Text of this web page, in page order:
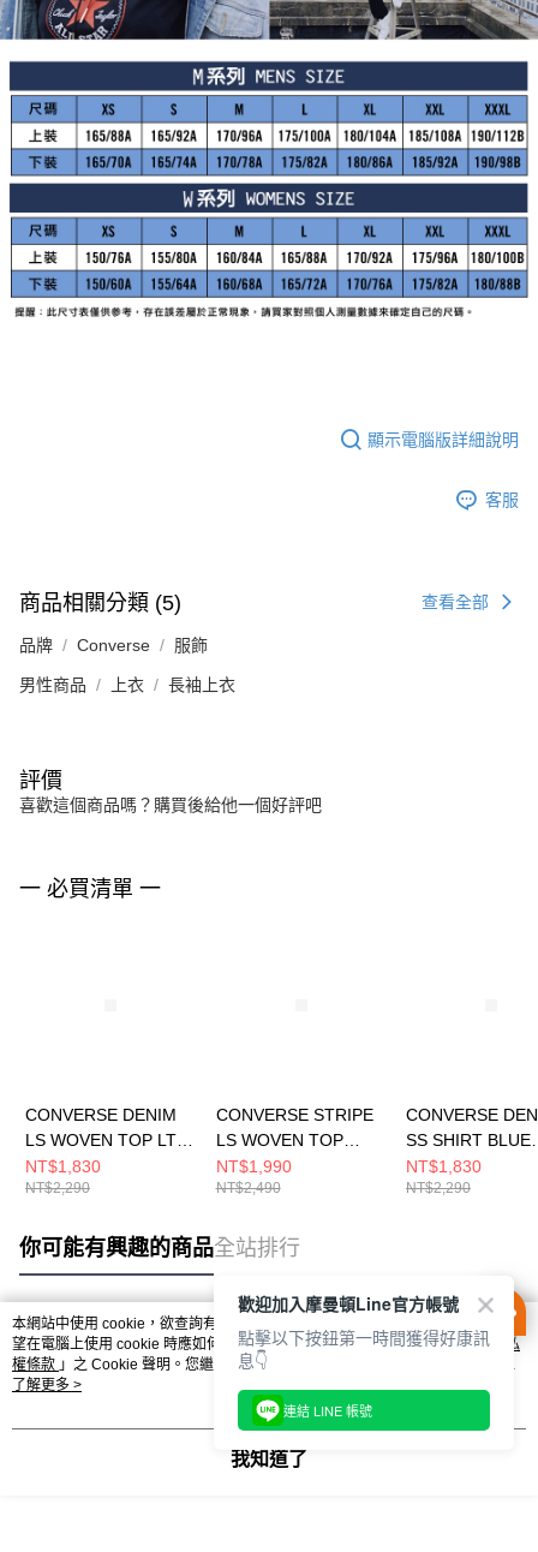
顯示電腦版詳細說明
客服
商品相關分類 (5) 查看全部
品牌 Converse 服飾
男性商品 上衣 長袖上衣
評價
喜歡這個商品嗎？購買後給他一個好評吧
一 必買清單 一
CONVERSE DENIM
LS WOVEN TOP LT
DENIM BLUE 男女 長
袖襯衫 UCJ418-UHC
NT$1,830
NT$2,290
CONVERSE STRIPE
LS WOVEN TOP
BLUE IT 男 長袖襯衫
MCJ402-UFC
NT$1,990
NT$2,490
CONVERSE
SS SHIRT BLUE
DENIM 男 短袖
MCJ757-UHA
NT$1,830
NT$2,290
你可能有興趣的商品全站排行
熱門標籤
本網站中使用 cookie，欲查詢有關本網站使用 cookie 方式之詳情，及若您不希
望在電腦上使用 cookie 時應如何變更電腦的 cookie 設定，請參閱本網站「
隱私
權條款 」之 Cookie 聲明。您繼續使用本網站即表示您同意本公司得按本網站使
用條款之 Cookie 聲明使用 cookie。
了解更多 >
我知道了
歡迎加入摩曼頓Line官方帳號
點擊以下按鈕第一時間獲得好康訊
息👇
連結 LINE 帳號